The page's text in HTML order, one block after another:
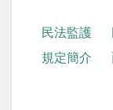
民法監護
規定簡介